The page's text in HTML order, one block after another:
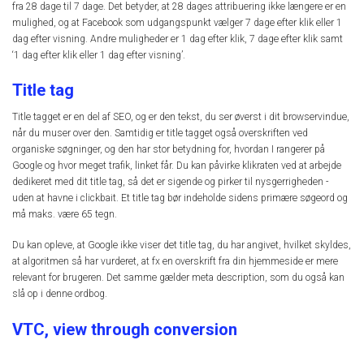
fra 28 dage til 7 dage. Det betyder, at 28 dages attribuering ikke længere er en
mulighed, og at Facebook som udgangspunkt vælger 7 dage efter klik eller 1
dag efter visning. Andre muligheder er 1 dag efter klik, 7 dage efter klik samt
‘1 dag efter klik eller 1 dag efter visning’.
Title tag
Title tagget er en del af SEO, og er den tekst, du ser øverst i dit browservindue,
når du muser over den. Samtidig er title tagget også overskriften ved
organiske søgninger, og den har stor betydning for, hvordan I rangerer på
Google og hvor meget trafik, linket får. Du kan påvirke klikraten ved at arbejde
dedikeret med dit title tag, så det er sigende og pirker til nysgerrigheden -
uden at havne i clickbait. Et title tag bør indeholde sidens primære søgeord og
må maks. være 65 tegn.
Du kan opleve, at Google ikke viser det title tag, du har angivet, hvilket skyldes,
at algoritmen så har vurderet, at fx en overskrift fra din hjemmeside er mere
relevant for brugeren. Det samme gælder meta description, som du også kan
slå op i denne ordbog.
VTC, view through conversion